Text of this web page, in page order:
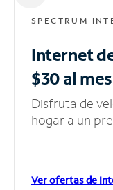
SPECTRUM
Internet
$30 al mes
Disfruta de
hogar a un
Ver ofertas de